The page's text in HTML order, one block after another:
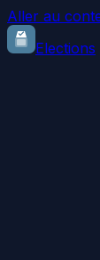
Aller au
Elections